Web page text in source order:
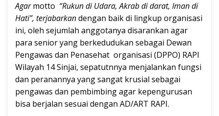
Agarmotto “Rukun di Udara, Akrab di darat, Iman di
Hati”, terjabarkandengan baik di lingkup organisasi
ini, oleh sejumlah anggotanya disarankan agar
para senior yang berkedudukan sebagai Dewan
Pengawas dan Penasehat organisasi (DPPO) RAPI
Wilayah 14 Sinjai, sepatutnnya menjalankan fungsi
dan peranannya yang sangat krusial sebagai
pengawas dan pembimbing agar kepengurusan
bisa berjalan sesuai dengan AD/ART RAPI.